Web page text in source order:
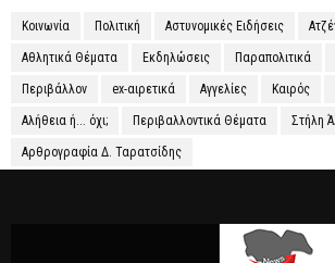
Κοινωνία Πολιτική Αστυνομικές Ειδήσεις
Αθλητικά Θέματα Εκδηλώσεις Παραπολιτικά
Περιβάλλον ex-αιρετικά Αγγελίες Καιρός
Αλήθεια ή... όχι; Περιβαλλοντικά Θέματα Στήλη
Αρθρογραφία Δ. Ταρατσίδης